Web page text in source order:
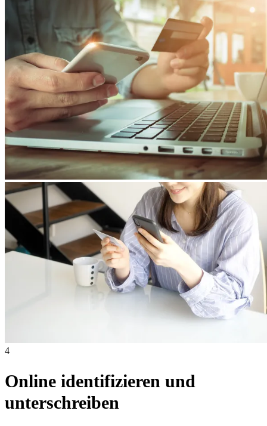
4
Online identifizieren und
unterschreiben